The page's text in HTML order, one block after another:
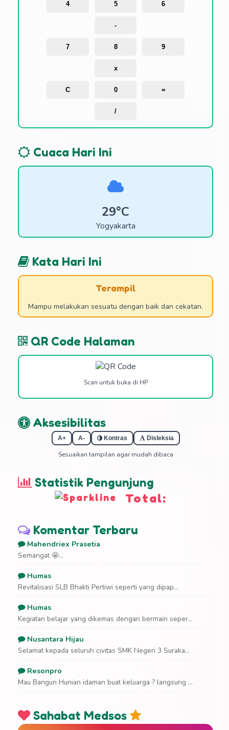
4 5 6
-
7 8 9
x
C 0 =
/
Cuaca Hari Ini
29°C
Yogyakarta
Kata Hari Ini
Terampil
Mampu melakukan sesuatu dengan baik dan cekatan.
QR Code Halaman
Scan untuk buka di HP
Aksesibilitas
A+ A- Kontras Disleksia
Sesuaikan tampilan agar mudah dibaca
Statistik Pengunjung
Total:
Komentar Terbaru
Mahendriex Prasetia
Semangat 🤩...
Humas
Revitalisasi SLB Bhakti Pertiwi seperti yang dipap...
Humas
Kegiatan belajar yang dikemas dengan bermain seper...
Nusantara Hijau
Selamat kepada seluruh civitas SMK Negeri 3 Suraka...
Resonpro
Mau Bangun Hunian idaman buat keluarga ? langsung ...
Sahabat Medsos